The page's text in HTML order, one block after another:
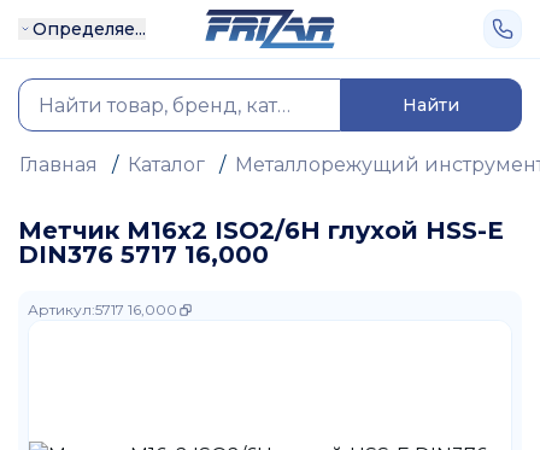
Определяе...
Найти
Главная / Каталог / Металлорежущий
Метчик М16х2 ISO2/6H глухой HSS-E
DIN376 5717 16,000
Артикул:5717 16,000